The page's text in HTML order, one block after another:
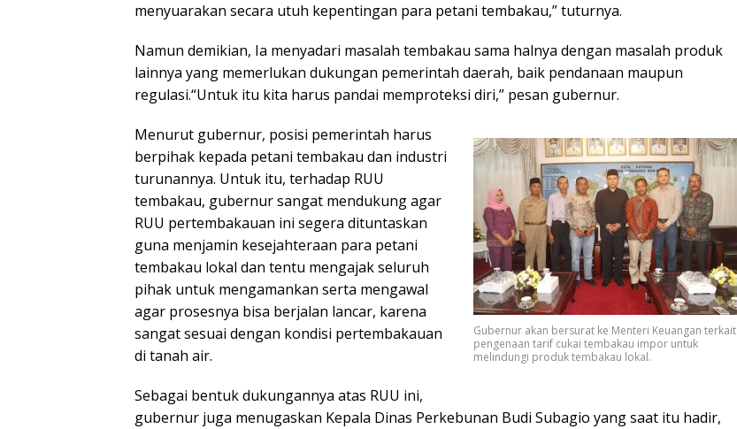
menyuarakan secara utuh kepentingan para petani tembakau,” tuturnya.
Namun demikian, Ia menyadari masalah tembakau sama halnya dengan masalah produk
lainnya yang memerlukan dukungan pemerintah daerah, baik pendanaan maupun
regulasi.“Untuk itu kita harus pandai memproteksi diri,” pesan gubernur.
Gubernur akan bersurat ke Menteri Keuangan terkait
pengenaan tarif cukai tembakau impor untuk
melindungi produk tembakau lokal.
Menurut gubernur, posisi pemerintah harus
berpihak kepada petani tembakau dan industri
turunannya. Untuk itu, terhadap RUU
tembakau, gubernur sangat mendukung agar
RUU pertembakauan ini segera dituntaskan
guna menjamin kesejahteraan para petani
tembakau lokal dan tentu mengajak seluruh
pihak untuk mengamankan serta mengawal
agar prosesnya bisa berjalan lancar, karena
sangat sesuai dengan kondisi pertembakauan
di tanah air.
Sebagai bentuk dukungannya atas RUU ini,
gubernur juga menugaskan Kepala Dinas Perkebunan Budi Subagio yang saat itu hadir,